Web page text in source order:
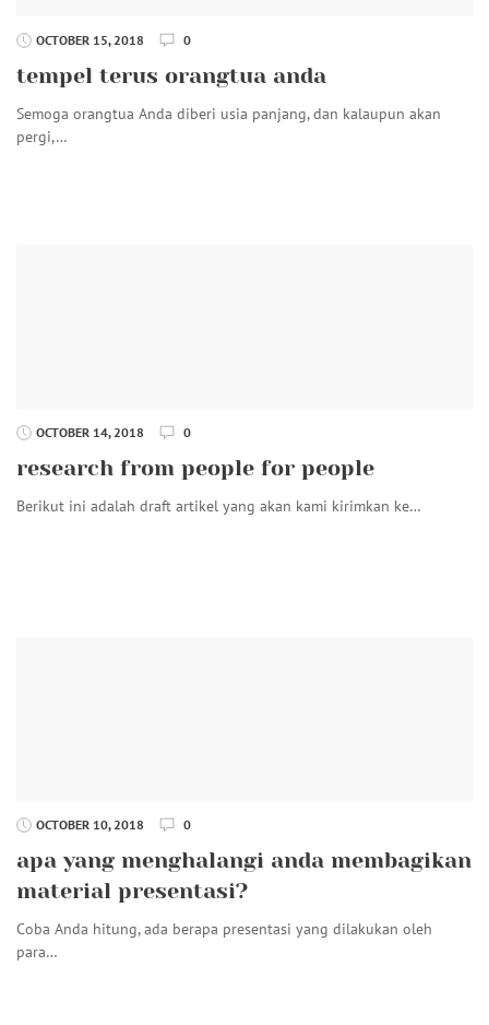
OCTOBER 15, 2018 0
tempel terus orangtua anda
Semoga orangtua Anda diberi usia panjang, dan kalaupun akan
pergi,…
OCTOBER 14, 2018 0
research from people for people
Berikut ini adalah draft artikel yang akan kami kirimkan ke…
OCTOBER 10, 2018 0
apa yang menghalangi anda membagikan
material presentasi?
Coba Anda hitung, ada berapa presentasi yang dilakukan oleh
para…